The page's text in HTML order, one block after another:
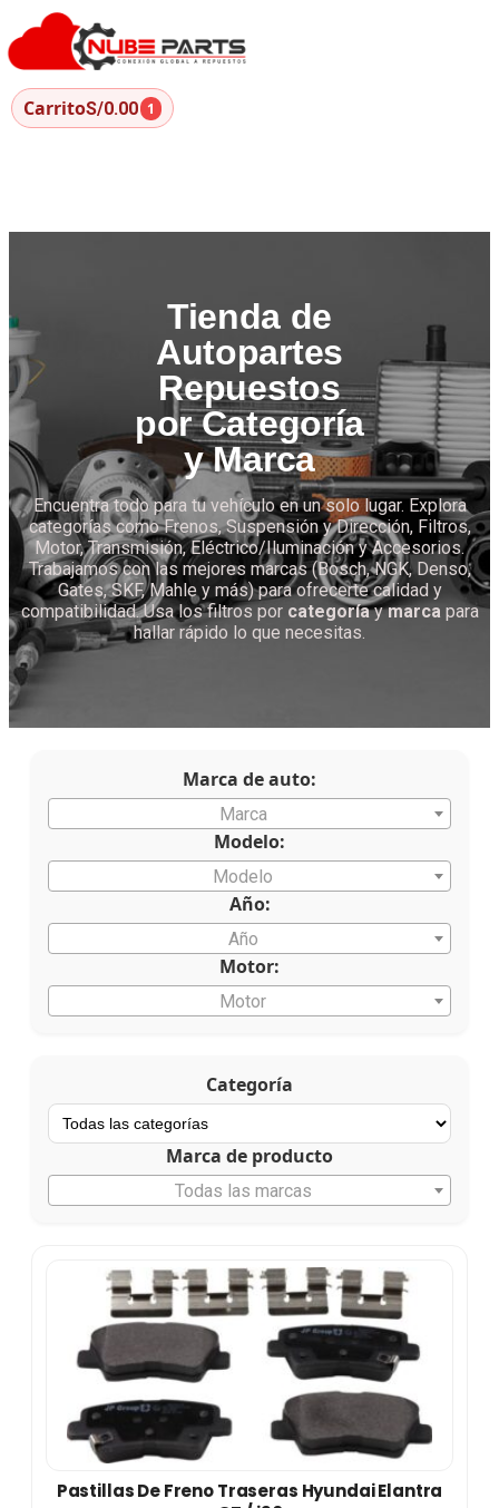
CarritoS/0.00 1
Tienda de
Autopartes
Repuestos
por Categoría
y Marca
Encuentra todo para tu vehículo en un solo lugar. Explora
categorías como Frenos, Suspensión y Dirección, Filtros,
Motor, Transmisión, Eléctrico/Iluminación y Accesorios.
Trabajamos con las mejores marcas (Bosch, NGK, Denso,
Gates, SKF, Mahle y más) para ofrecerte calidad y
compatibilidad. Usa los filtros por categoríaymarcapara
hallar rápido lo que necesitas.
Marca de auto:
Marca
Modelo:
Modelo
Año:
Año
Motor:
Motor
Categoría
Marca de producto
Todas las marcas
Pastillas De Freno Traseras Hyundai Elantra